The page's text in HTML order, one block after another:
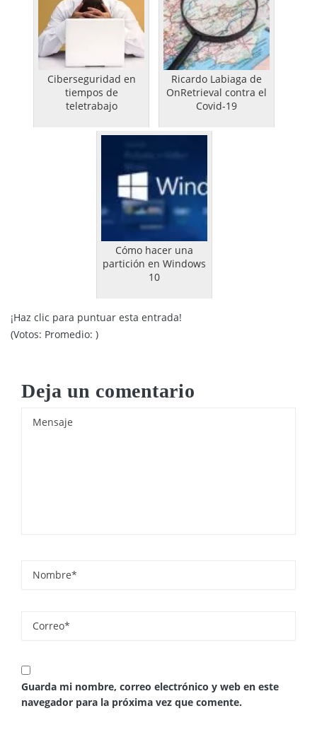
Ciberseguridad en
tiempos de
teletrabajo
Ricardo Labiaga de
OnRetrieval contra el
Covid-19
Cómo hacer una
partición en Windows
10
¡Haz clic para puntuar esta entrada!
(Votos: Promedio: )
Deja un comentario
Guarda mi nombre, correo electrónico y web en este
navegador para la próxima vez que comente.